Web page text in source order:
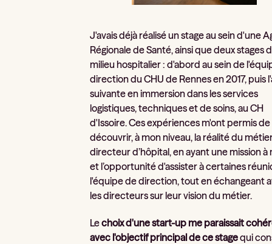
J'avais déjà réalisé un stage au sein d'une
Régionale de Santé, ainsi que deux stages
milieu hospitalier : d'abord au sein de
direction du CHU de Rennes en 2017, puis
suivante en immersion dans les services
logistiques, techniques et de soins, au CH
d'Issoire. Ces expériences m'ont permis de
découvrir, à mon niveau, la réalité du
directeur d’hôpital, en ayant une mission à
et l’opportunité d'assister à certaines
l'équipe de direction, tout en échangeant
les directeurs sur leur vision du métier.
Lechoix d'une start-up me paraissait
avec l'objectif principal de ce stagequi